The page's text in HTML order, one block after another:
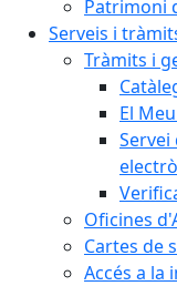
Patrimoni
Serveis i
Tràmits i
El
Oficines
Cartes de
Accés a la